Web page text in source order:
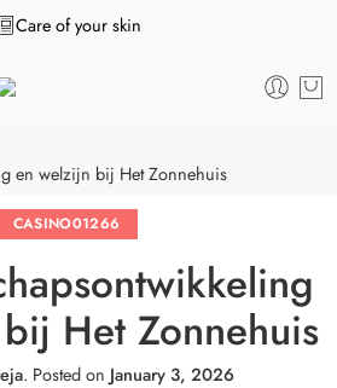
Care of your skin
en welzijn bij Het Zonnehuis
CASINO01266
Het Zonnehuis
. Posted on January 3, 2026